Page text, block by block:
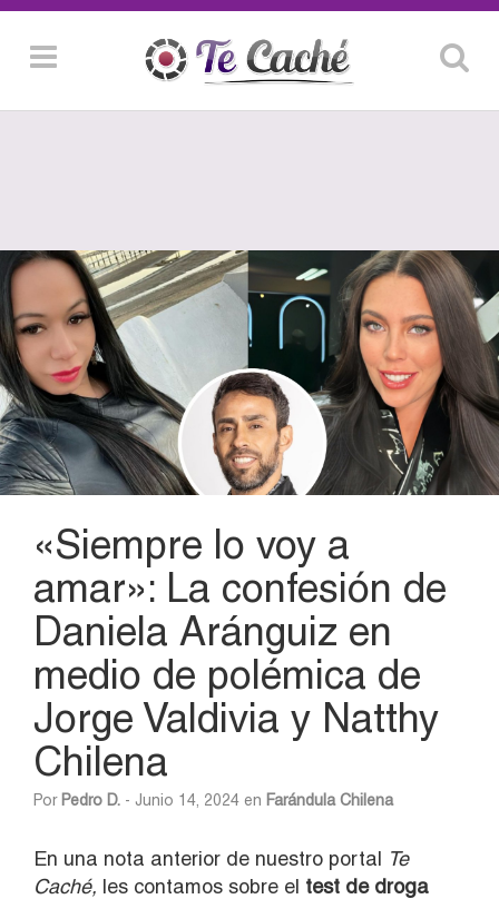
«Siempre lo voy a
amar»: La confesión de
Daniela Aránguiz en
medio de polémica de
Jorge Valdivia y Natthy
Chilena
Por Pedro D. - Junio 14, 2024 en Farándula Chilena
En una nota anterior de nuestro portal Te
Caché, les contamos sobre el test de droga